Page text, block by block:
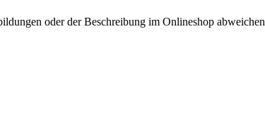
oder der Beschreibung im Onlineshop